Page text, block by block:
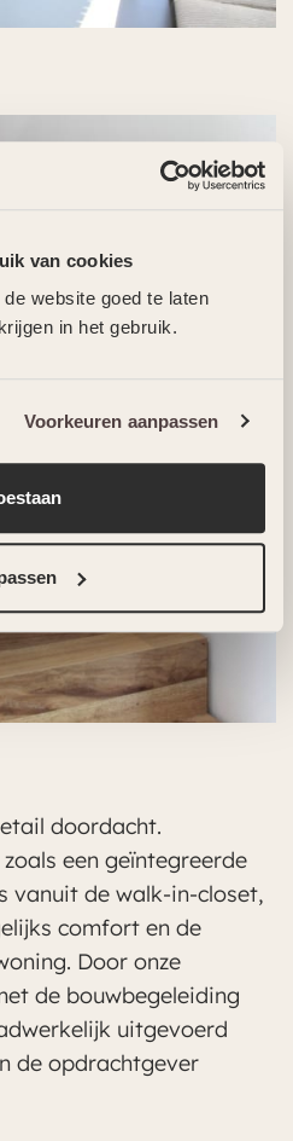
van cookies
website goed te laten
in het gebruik.
Voorkeuren aanpassen
doordacht.
een geïntegreerde
vanuit de walk-in-closet,
comfort en de
Door onze
de bouwbegeleiding
uitgevoerd
de opdrachtgever